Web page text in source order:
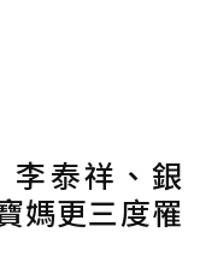
李泰祥、銀
媽更三度罹